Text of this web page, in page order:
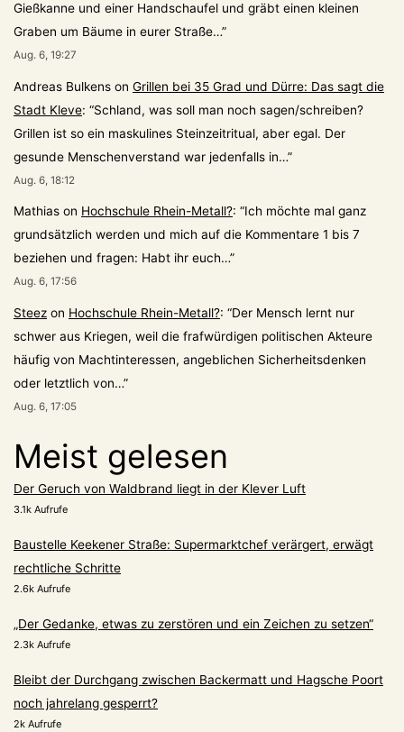
Gießkanne und einer Handschaufel und gräbt einen kleinen
Graben um Bäume in eurer Straße…”
Aug. 6, 19:27
Andreas Bulkens on Grillen bei 35 Grad und Dürre: Das sagt die
Stadt Kleve: “Schland, was soll man noch sagen/schreiben?
Grillen ist so ein maskulines Steinzeitritual, aber egal. Der
gesunde Menschenverstand war jedenfalls in…”
Aug. 6, 18:12
Mathias on Hochschule Rhein-Metall?: “Ich möchte mal ganz
grundsätzlich werden und mich auf die Kommentare 1 bis 7
beziehen und fragen: Habt ihr euch…”
Aug. 6, 17:56
Steez on Hochschule Rhein-Metall?: “Der Mensch lernt nur
schwer aus Kriegen, weil die frafwürdigen politischen Akteure
häufig von Machtinteressen, angeblichen Sicherheitsdenken
oder letztlich von…”
Aug. 6, 17:05
Meist gelesen
Der Geruch von Waldbrand liegt in der Klever Luft
3.1k Aufrufe
Baustelle Keekener Straße: Supermarktchef verärgert, erwägt
rechtliche Schritte
2.6k Aufrufe
„Der Gedanke, etwas zu zerstören und ein Zeichen zu setzen“
2.3k Aufrufe
Bleibt der Durchgang zwischen Backermatt und Hagsche Poort
noch jahrelang gesperrt?
2k Aufrufe